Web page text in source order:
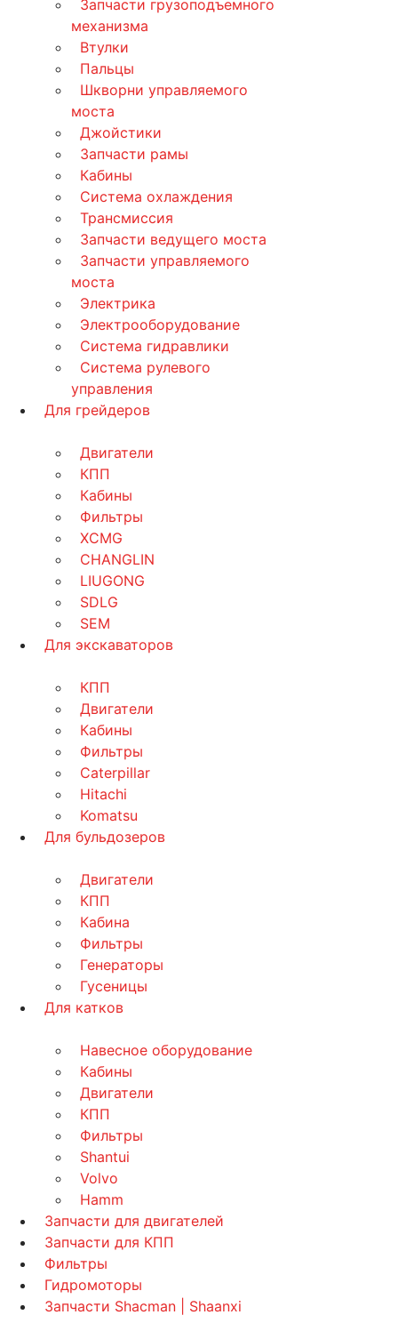
Запчасти грузоподъемного
механизма
Втулки
Пальцы
Шкворни управляемого
моста
Джойстики
Запчасти рамы
Кабины
Система охлаждения
Трансмиссия
Запчасти ведущего моста
Запчасти управляемого
моста
Электрика
Электрооборудование
Система гидравлики
Система рулевого
управления
Для грейдеров
Двигатели
КПП
Кабины
Фильтры
XCMG
CHANGLIN
LIUGONG
SDLG
SEM
Для экскаваторов
КПП
Двигатели
Кабины
Фильтры
Caterpillar
Hitachi
Komatsu
Для бульдозеров
Двигатели
КПП
Кабина
Фильтры
Генераторы
Гусеницы
Для катков
Навесное оборудование
Кабины
Двигатели
КПП
Фильтры
Shantui
Volvo
Hamm
Запчасти для двигателей
Запчасти для КПП
Фильтры
Гидромоторы
Запчасти Shacman | Shaanxi